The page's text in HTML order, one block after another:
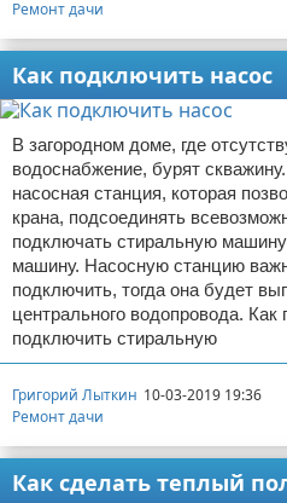
Ремонт дачи
Как подключить насос
В загородном доме, где
водоснабжение, бурят
насосная станция, которая
крана, подсоединять
подключать стиральную
машину. Насосную станцию
подключить, тогда она будет
центрального водопровода.
подключить стиральную
Григорий Лыткин 10-03-2019 19:36
Ремонт дачи
Как сделать теплый